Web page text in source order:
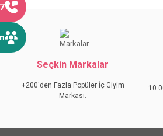
Ürün resmi kalitesiz, bozuk veya
Ürün açıklamasında eksik bilgiler
Ürün bilgilerinde hatalar bulunuyor.
Ürün fiyatı diğer sitelerden daha
Seçkin Markalar
+200'den Fazla Popüler İç Giyim
Markası.